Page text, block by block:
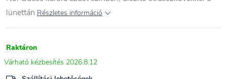
lünettán Részletes információ
Raktáron
2026.8.12